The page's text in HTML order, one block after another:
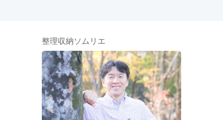
整理収納ソムリエ